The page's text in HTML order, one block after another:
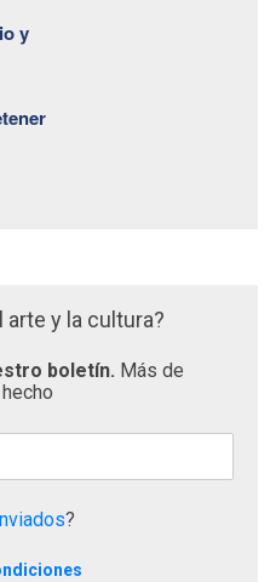
y
arte y la cultura?
boletín. Más de
?